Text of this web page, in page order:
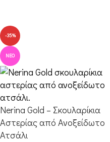
-35%
ΝΈΟ
Nerina Gold – Σκουλαρίκια
Αστερίας από Ανοξείδωτο
Ατσάλι